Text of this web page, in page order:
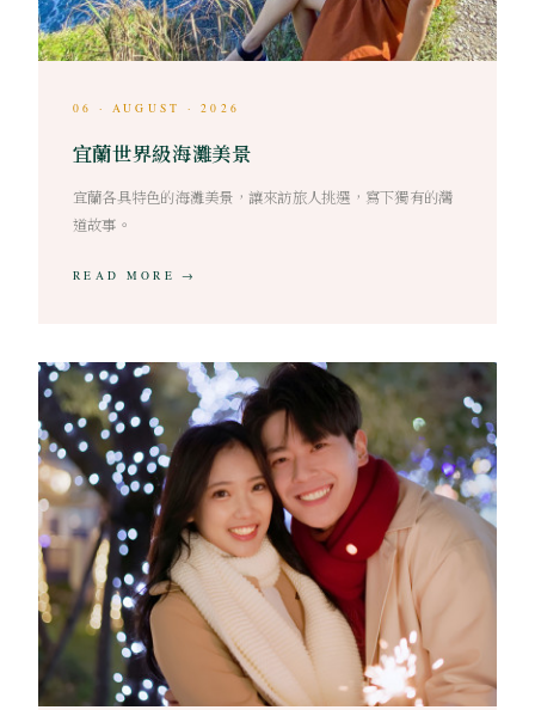
06 · AUGUST · 2026
宜蘭世界級海灘美景
宜蘭各具特色的海灘美景，讓來訪旅人挑選，寫下獨有的灣
道故事。
READ MORE →